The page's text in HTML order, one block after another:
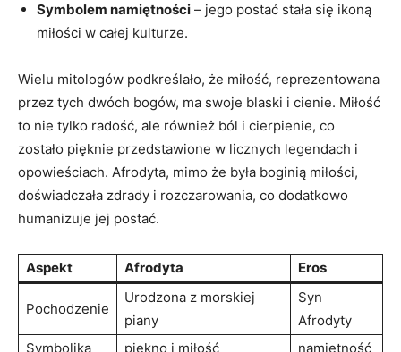
Symbolem namiętności – jego postać stała się ikoną
miłości w całej kulturze.
Wielu mitologów podkreślało, że miłość, reprezentowana
przez tych dwóch bogów, ma swoje blaski i cienie. Miłość
to nie tylko radość, ale również ból i cierpienie, co
zostało pięknie przedstawione w licznych legendach i
opowieściach. Afrodyta, mimo że była boginią miłości,
doświadczała zdrady i rozczarowania, co dodatkowo
humanizuje jej postać.
Aspekt Afrodyta Eros
Pochodzenie
Urodzona z morskiej
piany
Syn
Afrodyty
Symbolika
piękno i miłość
namiętność